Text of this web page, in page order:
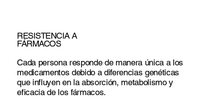
RESISTENCIA A
FÁRMACOS
Cada persona responde de manera única a los
medicamentos debido a diferencias genéticas
que influyen en la absorción, metabolismo y
eficacia de los fármacos.